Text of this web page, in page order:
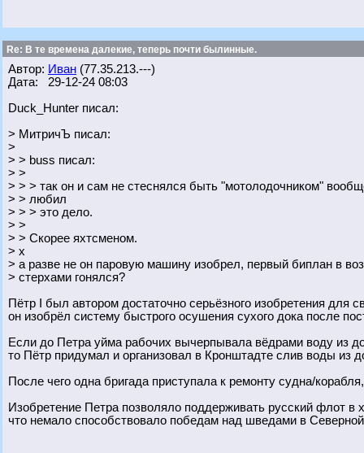
Re: В те времена далекие, теперь почти былинные.
Автор: Иван (77.35.213.---)
Дата: 29-12-24 08:03
Duck_Hunter писал:
> МитричЪ писал:
>
> > buss писал:
> >
> > > так он и сам не стеснялся быть "мотолодочником"
> > любил
> > > это дело.
> >
> > Скорее яхтсменом.
> х
> а разве не он паровую машину изобрел, первый биплан в
> стерхами гонялся?
Пётр I был автором достаточно серьёзного изобретения для
он изобрёл систему быстрого осушения сухого дока после
Если до Петра уйма рабочих вычерпывала вёдрами воду
то Пётр придумал и организовал в Кронштадте слив воды из
После чего одна бригада приступала к ремонту судна/
Изобретение Петра позволяло поддерживать русский флот в
что немало способствовало победам над шведами в